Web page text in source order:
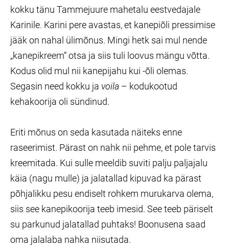
kokku tänu Tammejuure mahetalu eestvedajale
Karinile. Karini pere avastas, et kanepiõli pressimise
jääk on nahal ülimõnus. Mingi hetk sai mul nende
„kanepikreem“ otsa ja siis tuli loovus mängu võtta.
Kodus olid mul nii kanepijahu kui -õli olemas.
Segasin need kokku ja voila – kodukootud
kehakoorija oli sündinud.
Eriti mõnus on seda kasutada näiteks enne
raseerimist. Pärast on nahk nii pehme, et pole tarvis
kreemitada. Kui sulle meeldib suviti palju paljajalu
käia (nagu mulle) ja jalatallad kipuvad ka pärast
põhjalikku pesu endiselt rohkem murukarva olema,
siis see kanepikoorija teeb imesid. See teeb päriselt
su parkunud jalatallad puhtaks! Boonusena saad
oma jalalaba nahka niisutada.